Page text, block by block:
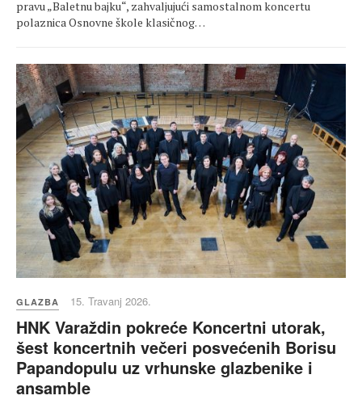
pravu „Baletnu bajku“, zahvaljujući samostalnom koncertu
polaznica Osnovne škole klasičnog…
GLAZBA 15. Travanj 2026.
HNK Varaždin pokreće Koncertni utorak,
šest koncertnih večeri posvećenih Borisu
Papandopulu uz vrhunske glazbenike i
ansamble